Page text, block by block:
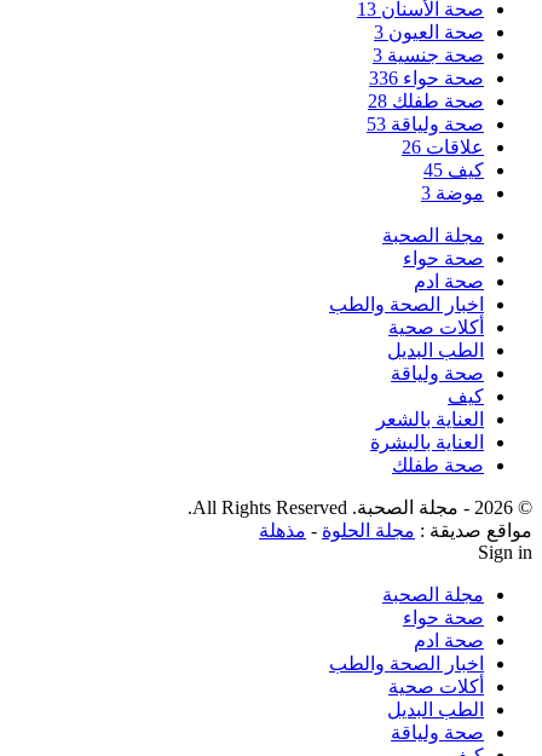
صحة الأسنان 13
صحة العيون 3
صحة جنسية 3
صحة حواء 336
صحة طفلك 28
صحة ولياقة 53
علاقات 26
كيف 45
موضة 3
مجلة الصحبة
صحة حواء
صحة ادم
اخبار الصحة والطب
أكلات صحية
الطب البديل
صحة ولياقة
كيف
العناية بالشعر
العناية بالبشرة
صحة طفلك
© 2026 - مجلة الصحبة. All Rights Reserved.
مواقع صديقة : مجلة الحلوة - مذهلة
Sign in
مجلة الصحبة
صحة حواء
صحة ادم
اخبار الصحة والطب
أكلات صحية
الطب البديل
صحة ولياقة